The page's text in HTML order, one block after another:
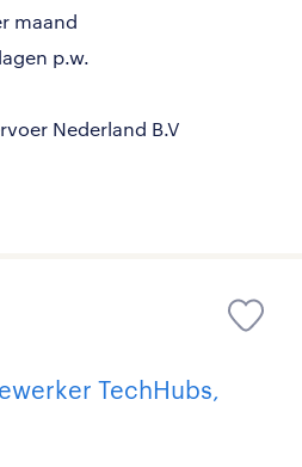
maand
p.w.
Nederland B.V
TechHubs,